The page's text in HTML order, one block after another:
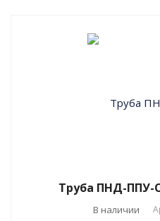
Труба ПНД-ППУ-
В наличии